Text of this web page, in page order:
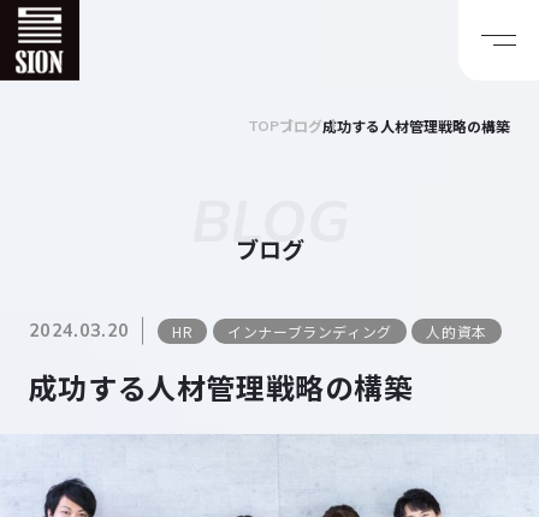
TOPブログ成功する人材管理戦略の構築
BLOG
ブログ
2024.03.20 HR インナーブランディング 人的資本
成功する人材管理戦略の構築